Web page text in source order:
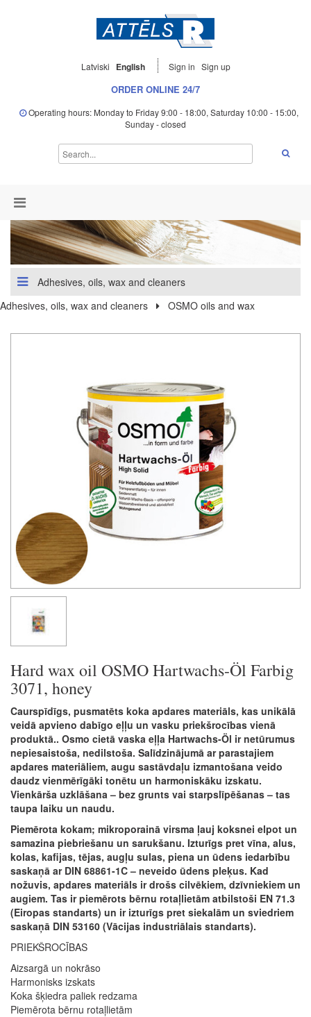
Latviski English Sign in Sign up
ORDER ONLINE 24/7
Operating hours: Monday to Friday 9:00 - 18:00, Saturday 10:00 - 15:00,
Sunday - closed
Adhesives, oils, wax and cleaners
Adhesives, oils, wax and cleaners
OSMO oils and wax
Hard wax oil OSMO Hartwachs-Öl Farbig
3071, honey
Caurspīdīgs, pusmatēts koka apdares materiāls, kas unikālā
veidā apvieno dabīgo eļļu un vasku priekšrocības vienā
produktā.. Osmo cietā vaska eļļa Hartwachs-Öl ir netūrumus
nepiesaistoša, nedilstoša. Salīdzinājumā ar parastajiem
apdares materiāliem, augu sastāvdaļu izmantošana veido
daudz vienmērīgāki tonētu un harmoniskāku izskatu.
Vienkārša uzklāšana – bez grunts vai starpslīpēšanas – tas
taupa laiku un naudu.
Piemērota kokam; mikroporainā virsma ļauj koksnei elpot un
samazina piebriešanu un sarukšanu. Izturīgs pret vīna, alus,
kolas, kafijas, tējas, augļu sulas, piena un ūdens iedarbību
saskaņā ar DIN 68861-1C – neveido ūdens pleķus. Kad
nožuvis, apdares materiāls ir drošs cilvēkiem, dzīvniekiem un
augiem. Tas ir piemērots bērnu rotaļlietām atbilstoši EN 71.3
(Eiropas standarts) un ir izturīgs pret siekalām un sviedriem
saskaņā DIN 53160 (Vācijas industriālais standarts).
PRIEKŠROCĪBAS
Aizsargā un nokrāso
Harmonisks izskats
Koka šķiedra paliek redzama
Piemērota bērnu rotaļlietām